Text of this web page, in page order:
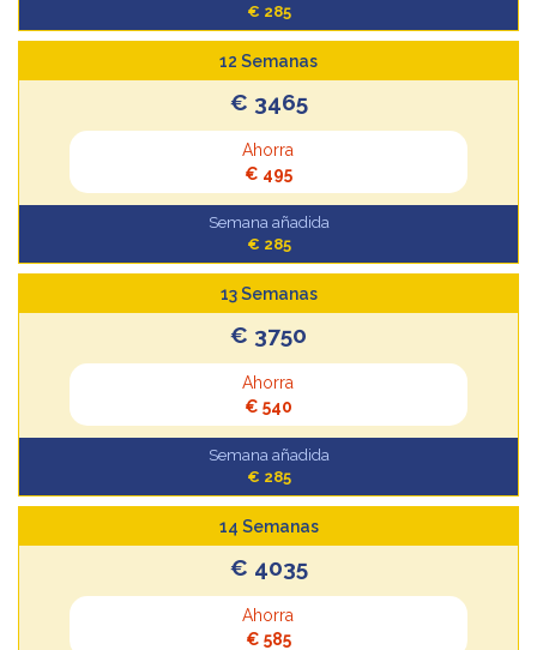
€ 285
12 Semanas
€ 3465
Ahorra
€ 495
Semana añadida
€ 285
13 Semanas
€ 3750
Ahorra
€ 540
Semana añadida
€ 285
14 Semanas
€ 4035
Ahorra
€ 585